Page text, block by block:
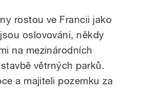
rostou ve Francii jako
oslovováni, někdy
na mezinárodních
větrných parků.
a majiteli pozemku za